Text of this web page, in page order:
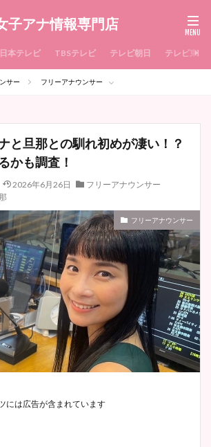
子アナ情報専門店
日本テレビ TBSテレビ テレビ朝日 テレビ東京
サー フリーアナウンサー
と旦那との馴れ初めが凄い！？
かも調査！
2026年6月26日
フリーアナウンサー
フリーアナウンサー
には広告が含まれています